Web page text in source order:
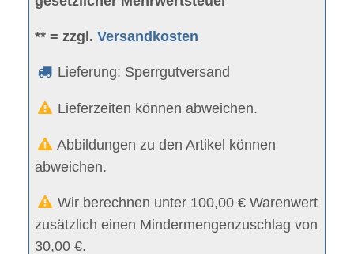
** = zzgl.Versandkosten
Lieferung: Sperrgutversand
Lieferzeiten können abweichen.
Abbildungen zu den Artikel können
abweichen.
Wir berechnen unter 100,00 € Warenwert
zusätzlich einen Mindermengenzuschlag von
30,00 €.